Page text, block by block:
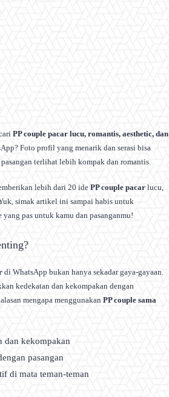
PP couple pacar lucu, romantis, aesthetic, dan
Foto profil yang menarik dan serasi bisa
terlihat lebih kompak dan romantis.
lebih dari 20 ide PP couple pacar lucu,
simak artikel ini sampai habis untuk
pas untuk kamu dan pasanganmu!
di WhatsApp bukan hanya sekadar gaya-gayaan.
kedekatan dan kekompakan dengan
mengapa menggunakan PP couple sama
dan kekompakan
pasangan
di mata teman-teman